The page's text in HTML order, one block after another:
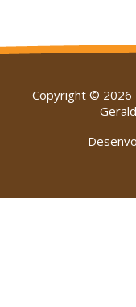
Copyright © 2026